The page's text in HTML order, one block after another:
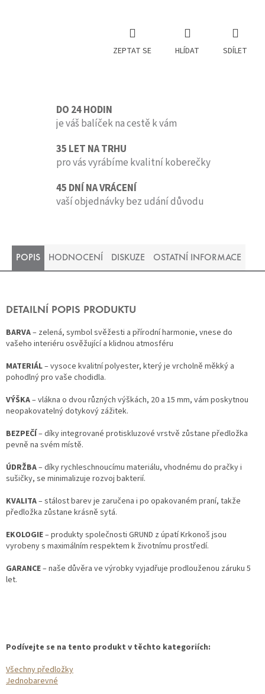
ZEPTAT SE HLÍDAT SDÍLET
DO 24 HODIN
je váš balíček na cestě k vám
35 LET NA TRHU
pro vás vyrábíme kvalitní koberečky
45 DNÍ NA VRÁCENÍ
vaší objednávky bez udání důvodu
POPIS HODNOCENÍ DISKUZE OSTATNÍ INFORMACE
DETAILNÍ POPIS PRODUKTU
BARVA– zelená, symbol svěžesti a přírodní harmonie, vnese do
vašeho interiéru osvěžující a klidnou atmosféru
MATERIÁL– vysoce kvalitní polyester, který je vrcholně měkký a
pohodlný pro vaše chodidla.
VÝŠKA– vlákna o dvou různých výškách, 20 a 15 mm, vám poskytnou
neopakovatelný dotykový zážitek.
BEZPEČÍ– díky integrované protiskluzové vrstvě zůstane předložka
pevně na svém místě.
ÚDRŽBA– díky rychleschnoucímu materiálu, vhodnému do pračky i
sušičky, se minimalizuje rozvoj bakterií.
KVALITA– stálost barev je zaručena i po opakovaném praní, takže
předložka zůstane krásně sytá.
EKOLOGIE– produkty společnosti GRUND z úpatí Krkonoš jsou
vyrobeny s maximálním respektem k životnímu prostředí.
GARANCE– naše důvěra ve výrobky vyjadřuje prodlouženou záruku 5
let.
Podívejte se na tento produkt v těchto kategoriích:
Všechny předložky
Jednobarevné